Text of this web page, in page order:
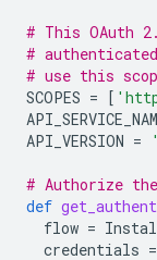
# This OAuth
#
# use this
SCOPES = [
API_VERSION =
# Authorize
def
flow =
credentials =